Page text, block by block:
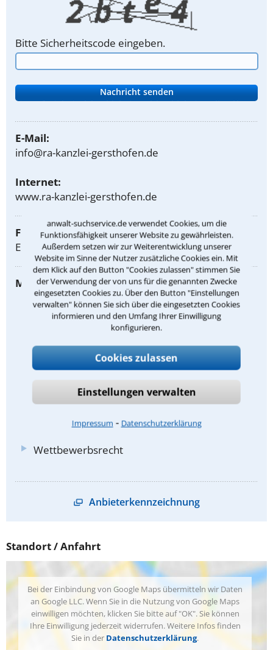
anwalt-suchservice.de verwendet Cookies, um die
Funktionsfähigkeit unserer Website zu gewährleisten.
Außerdem setzen wir zur Weiterentwicklung unserer
Website im Sinne der Nutzer zusätzliche Cookies ein. Mit
dem Klick auf den Button "Cookies zulassen" stimmen Sie
der Verwendung der von uns für die genannten Zwecke
eingesetzten Cookies zu. Über den Button "Einstellungen
verwalten" können Sie sich über die eingesetzten Cookies
informieren und den Umfang Ihrer Einwilligung
konfigurieren.
Cookies zulassen
Einstellungen verwalten
Impressum ⁃ Datenschutzerklärung
Bitte Sicherheitscode eingeben.
E-Mail:
info@ra-kanzlei-gersthofen.de
Internet:
www.ra-kanzlei-gersthofen.de
Fremdsprachen:
Englisch
Meine Rechtsgebiete:
Arbeitsrecht
Betriebsverfassungsrecht
Kündigungsschutzrecht
Handelsvertreterrecht
Strafrecht
Jugendstrafrecht
Verkehrsstrafrecht
Wettbewerbsrecht
Anbieterkennzeichnung
Standort / Anfahrt
Bei der Einbindung von Google Maps übermitteln wir Daten
an Google LLC. Wenn Sie in die Nutzung von Google Maps
einwilligen möchten, klicken Sie bitte auf "OK". Sie können
Ihre Einwilligung jederzeit widerrufen. Weitere Infos finden
Sie in der Datenschutzerklärung.